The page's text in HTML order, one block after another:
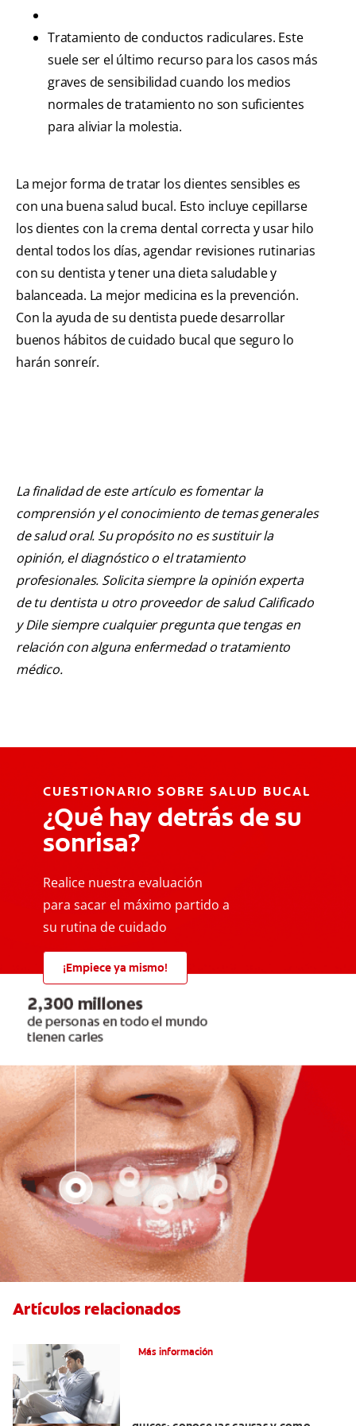
Tratamiento de conductos radiculares. Este
suele ser el último recurso para los casos más
graves de sensibilidad cuando los medios
normales de tratamiento no son suficientes
para aliviar la molestia.
La mejor forma de tratar los dientes sensibles es
con una buena salud bucal. Esto incluye cepillarse
los dientes con la crema dental correcta y usar hilo
dental todos los días, agendar revisiones rutinarias
con su dentista y tener una dieta saludable y
balanceada. La mejor medicina es la prevención.
Con la ayuda de su dentista puede desarrollar
buenos hábitos de cuidado bucal que seguro lo
harán sonreír.
La finalidad de este artículo es fomentar la
comprensión y el conocimiento de temas generales
de salud oral. Su propósito no es sustituir la
opinión, el diagnóstico o el tratamiento
profesionales. Solicita siempre la opinión experta
de tu dentista u otro proveedor de salud Calificado
y Dile siempre cualquier pregunta que tengas en
relación con alguna enfermedad o tratamiento
médico.
CUESTIONARIO SOBRE SALUD BUCAL
¿Qué hay detrás de su
sonrisa?
Realice nuestra evaluación
para sacar el máximo partido a
su rutina de cuidado
¡Empiece ya mismo!
Artículos relacionados
Más información